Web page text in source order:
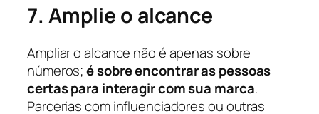
7. Amplie o alcance
Ampliar o alcance não é apenas sobre
números;é sobre encontrar as pessoas
certas para interagir com sua marca.
Parcerias com influenciadores ou outras